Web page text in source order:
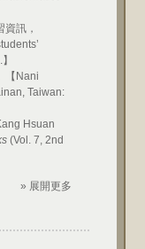
訊，
【Nani
Taiwan:
Hsuan
(Vol. 7, 2nd
» 展開更多